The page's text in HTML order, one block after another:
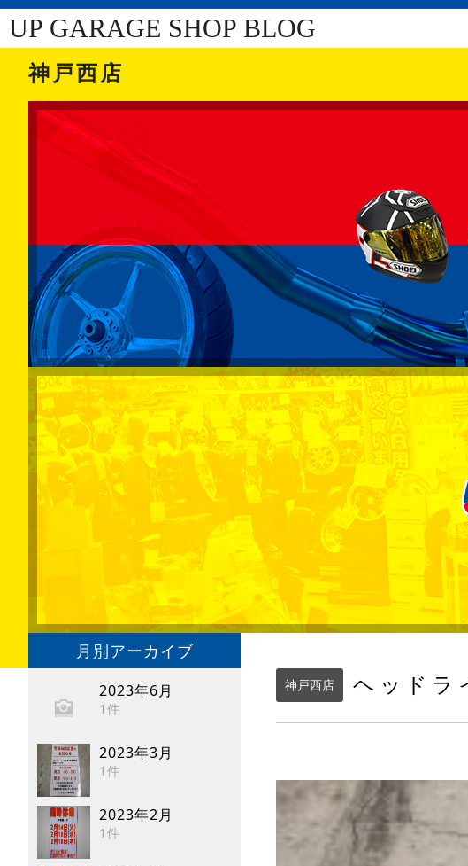
UP GARAGE SHOP BLOG
神戸西店
月別アーカイブ
2023年6月
1件
2023年3月
1件
2023年2月
1件
神戸西店 ヘッドラ